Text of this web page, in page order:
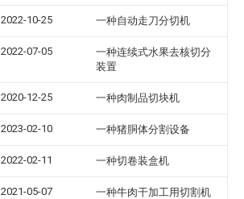
2022-10-25 一种自动走刀分切机
2022-07-05
一种连续式水果去核切分
装置
2020-12-25 一种肉制品切块机
2023-02-10 一种猪胴体分割设备
2022-02-11 一种切卷装盒机
2021-05-07 一种牛肉干加工用切割机